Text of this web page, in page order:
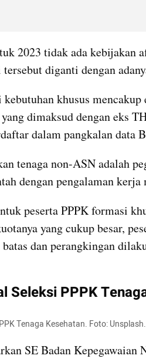
2023 tidak ada kebijakan
diganti dengan
kebutuhan khusus
dimaksud dengan eks
dalam pangkalan data
tenaga non-ASN adalah
dengan pengalaman
peserta PPPK formasi
yang cukup besar,
batas dan perangkingan
Seleksi PPPK
Tenaga Kesehatan. Foto: Unsplash.
SE Badan Kepegawaian